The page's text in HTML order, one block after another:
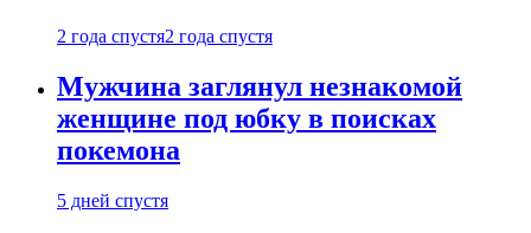
2 года спустя2 года спустя
Мужчина заглянул незнакомой
женщине под юбку в поисках
покемона
5 дней спустя